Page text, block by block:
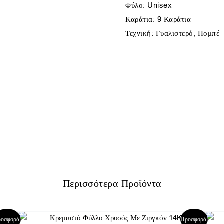
Φύλο: Unisex
Καράτια: 9 Καράτια
Τεχνική: Γυαλιστερό, Πομπέ
Περισσότερα Προϊόντα
Προσφορά!
OriginalΗ